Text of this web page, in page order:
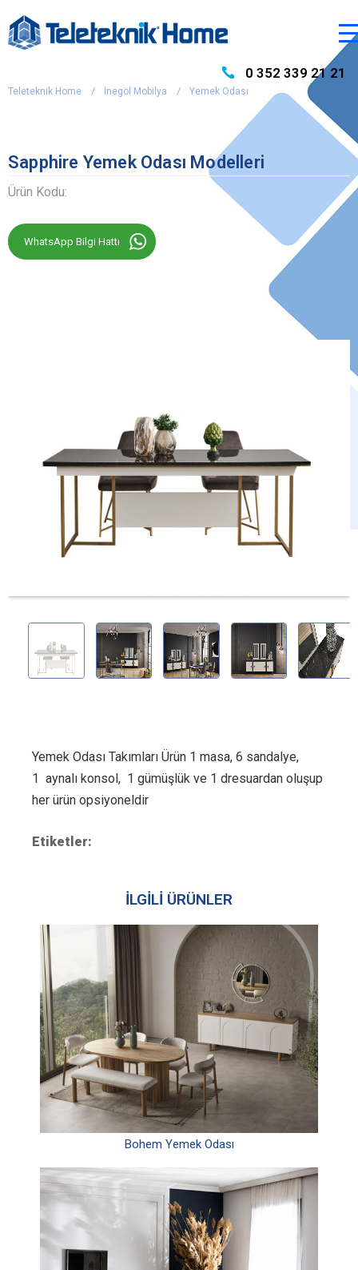
0 352 339 21 21
Teleteknik Home İnegöl Mobilya Yemek Odası
Sapphire Yemek Odası Modelleri
Ürün Kodu:
WhatsApp Bilgi Hattı
Yemek Odası Takımları Ürün 1 masa, 6 sandalye,
1 aynalı konsol, 1 gümüşlük ve 1 dresuardan oluşup
her ürün opsiyoneldir
Etiketler:
İLGİLİ ÜRÜNLER
Bohem Yemek Odası